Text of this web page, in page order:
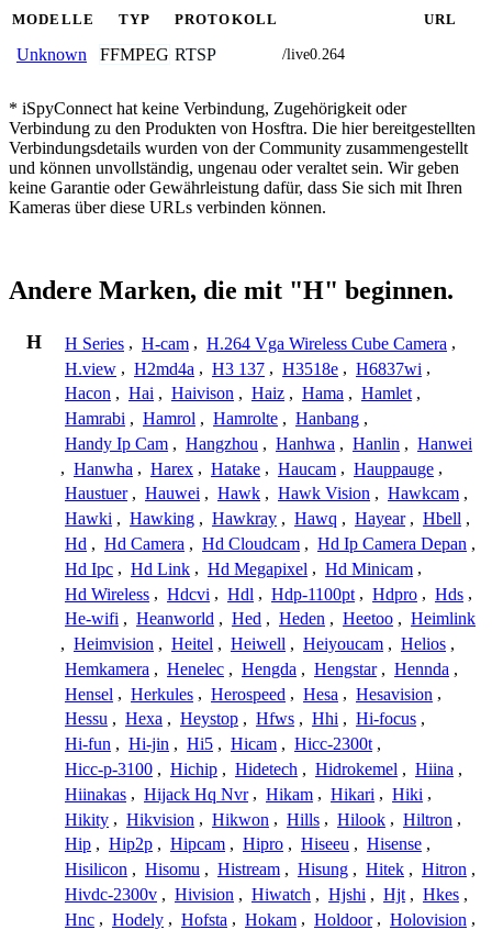
MODELLE TYP PROTOKOLL URL
Unknown FFMPEG RTSP /live0.264
* iSpyConnect hat keine Verbindung, Zugehörigkeit oder
Verbindung zu den Produkten von Hosftra. Die hier bereitgestellten
Verbindungsdetails wurden von der Community zusammengestellt
und können unvollständig, ungenau oder veraltet sein. Wir geben
keine Garantie oder Gewährleistung dafür, dass Sie sich mit Ihren
Kameras über diese URLs verbinden können.
Andere Marken, die mit "H" beginnen.
H H Series , H-cam , H.264 Vga Wireless Cube Camera ,
H.view , H2md4a , H3 137 , H3518e , H6837wi ,
Hacon , Hai , Haivison , Haiz , Hama , Hamlet ,
Hamrabi , Hamrol , Hamrolte , Hanbang ,
Handy Ip Cam , Hangzhou , Hanhwa , Hanlin , Hanwei
, Hanwha , Harex , Hatake , Haucam , Hauppauge ,
Haustuer , Hauwei , Hawk , Hawk Vision , Hawkcam ,
Hawki , Hawking , Hawkray , Hawq , Hayear , Hbell ,
Hd , Hd Camera , Hd Cloudcam , Hd Ip Camera Depan ,
Hd Ipc , Hd Link , Hd Megapixel , Hd Minicam ,
Hd Wireless , Hdcvi , Hdl , Hdp-1100pt , Hdpro , Hds ,
He-wifi , Heanworld , Hed , Heden , Heetoo , Heimlink
, Heimvision , Heitel , Heiwell , Heiyoucam , Helios ,
Hemkamera , Henelec , Hengda , Hengstar , Hennda ,
Hensel , Herkules , Herospeed , Hesa , Hesavision ,
Hessu , Hexa , Heystop , Hfws , Hhi , Hi-focus ,
Hi-fun , Hi-jin , Hi5 , Hicam , Hicc-2300t ,
Hicc-p-3100 , Hichip , Hidetech , Hidrokemel , Hiina ,
Hiinakas , Hijack Hq Nvr , Hikam , Hikari , Hiki ,
Hikity , Hikvision , Hikwon , Hills , Hilook , Hiltron ,
Hip , Hip2p , Hipcam , Hipro , Hiseeu , Hisense ,
Hisilicon , Hisomu , Histream , Hisung , Hitek , Hitron ,
Hivdc-2300v , Hivision , Hiwatch , Hjshi , Hjt , Hkes ,
Hnc , Hodely , Hofsta , Hokam , Holdoor , Holovision ,